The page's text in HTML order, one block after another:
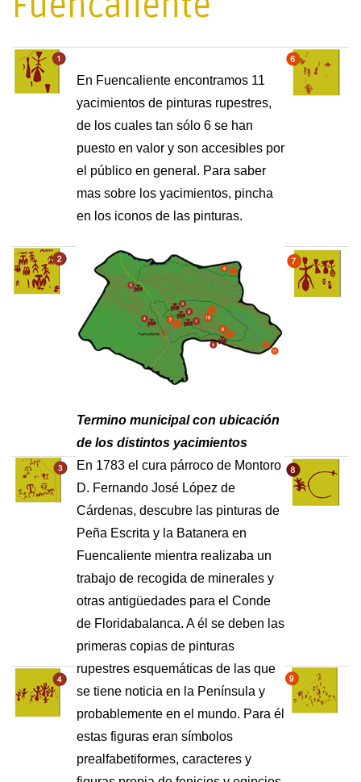
En Fuencaliente encontramos 11
yacimientos de pinturas rupestres,
de los cuales tan sólo 6 se han
puesto en valor y son accesibles por
el público en general. Para saber
mas sobre los yacimientos, pincha
en los iconos de las pinturas.
Termino municipal con ubicación
de los distintos yacimientos
En 1783 el cura párroco de Montoro
D. Fernando José López de
Cárdenas, descubre las pinturas de
Peña Escrita y la Batanera en
Fuencaliente mientra realizaba un
trabajo de recogida de minerales y
otras antigüedades para el Conde
de Floridabalanca. A él se deben las
primeras copias de pinturas
rupestres esquemáticas de las que
se tiene noticia en la Península y
probablemente en el mundo. Para él
estas figuras eran símbolos
prealfabetiformes, caracteres y